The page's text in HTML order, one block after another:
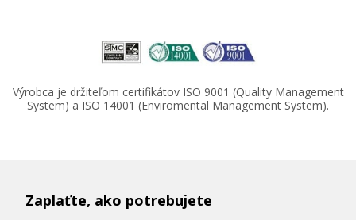
Výrobca je držiteľom certifikátov ISO 9001 (Quality Management
System) a ISO 14001 (Enviromental Management System).
Zaplaťte, ako potrebujete